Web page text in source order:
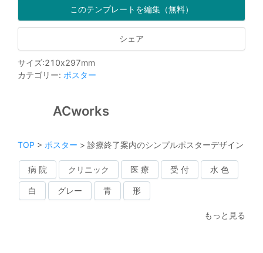
このテンプレートを編集（無料）
シェア
サイズ:210x297mm
カテゴリー: ポスター
ACworks
TOP > ポスター > 診療終了案内のシンプルポスターデザイン
病 院 クリニック 医 療 受 付 水 色
白 グレー 青 形
もっと見る